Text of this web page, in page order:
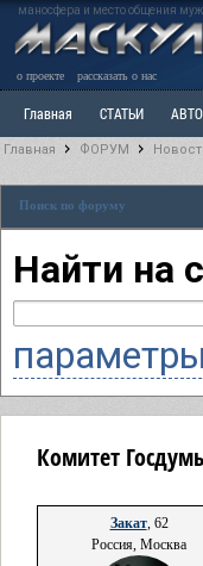
маносфера и место общения
о проекте рассказать о нас
Главная СТАТЬИ
РАЗДЕЛ: Разное
Главная ФОРУМ
Поиск по форуму
Найти на
Комитет
Закат, 62
Россия, Москва